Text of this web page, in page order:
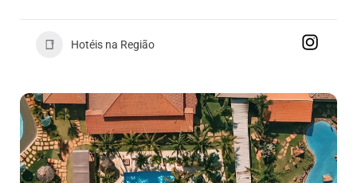
Hotéis na Região